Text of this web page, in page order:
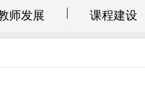
师发展 课程建设